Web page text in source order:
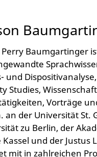
Baumgartinger
und
Studies,
Vorträge
an der Universität St.
zu Berlin, der
und der
mit in zahlreichen